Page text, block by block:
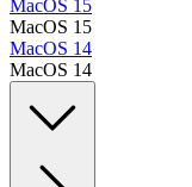
MacOS 15
MacOS 15
MacOS 14
MacOS 14